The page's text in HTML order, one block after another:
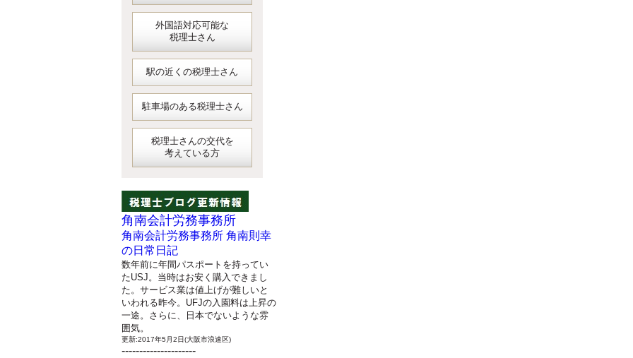
外国語対応可能な
税理士さん
駅の近くの税理士さん
駐車場のある税理士さん
税理士さんの交代を
考えている方
角南会計労務事務所
角南会計労務事務所 角南則幸
の日常日記
数年前に年間パスポートを持ってい
たUSJ。当時はお安く購入できまし
た。サービス業は値上げが難しいと
いわれる昨今。UFJの入園料は上昇の
一途。さらに、日本でないような雰
囲気。
更新:2017年5月2日(大阪市浪速区)
---------------------